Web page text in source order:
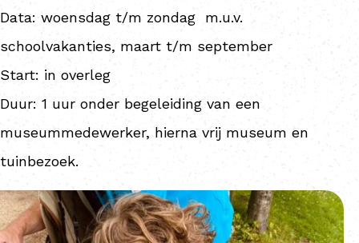
Data: woensdag t/m zondag m.u.v.
schoolvakanties, maart t/m september
Start: in overleg
Duur: 1 uur onder begeleiding van een
museummedewerker, hierna vrij museum en
tuinbezoek.